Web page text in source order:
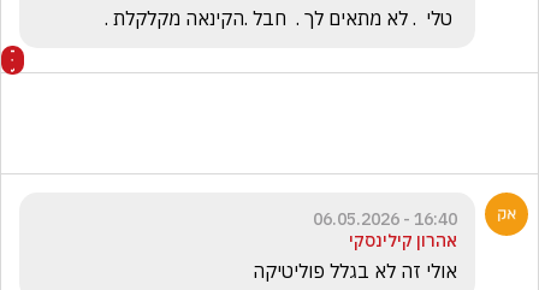
16:40 - 06.05.2026
אהרון קילינסקי
אולי זה לא בגלל פוליטיקה